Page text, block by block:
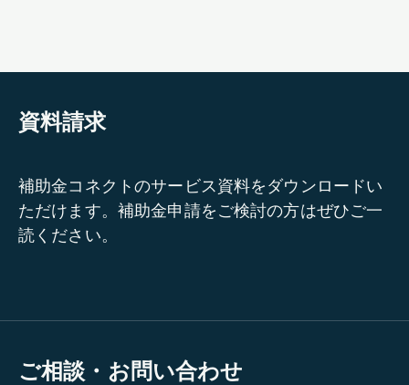
資料請求
補助金コネクトのサービス資料をダウンロードい
ただけます。補助金申請をご検討の方はぜひご一
読ください。
ご相談・お問い合わせ